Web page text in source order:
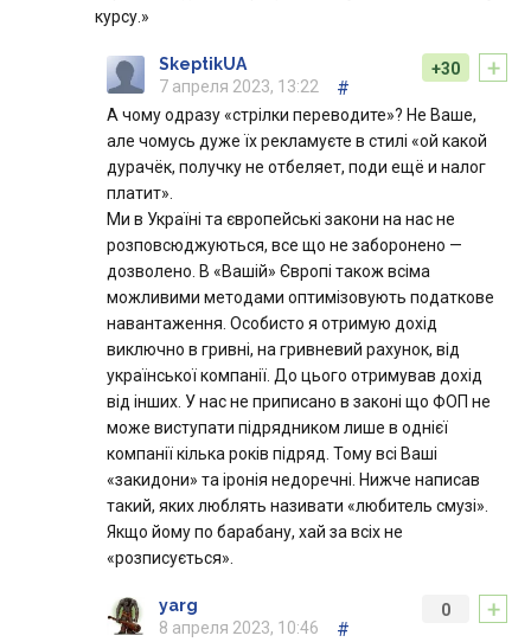
курсу.»
+
+30
SkeptikUA
7 апреля 2023, 13:22
#
А чому одразу «стрілки переводите»? Не Ваше,
але чомусь дуже їх рекламуєте в стилі «ой какой
дурачёк, получку не отбеляет, поди ещё и налог
платит».
Ми в Україні та європейські закони на нас не
розповсюджуються, все що не заборонено —
дозволено. В «Вашій» Європі також всіма
можливими методами оптимізовують податкове
навантаження. Особисто я отримую дохід
виключно в гривні, на гривневий рахунок, від
української компанії. До цього отримував дохід
від інших. У нас не приписано в законі що ФОП не
може виступати підрядником лише в однієї
компанії кілька років підряд. Тому всі Ваші
«закидони» та іронія недоречні. Нижче написав
такий, яких люблять називати «любитель смузі».
Якщо йому по барабану, хай за всіх не
«розписується».
+
0
yarg
8 апреля 2023, 10:46
#